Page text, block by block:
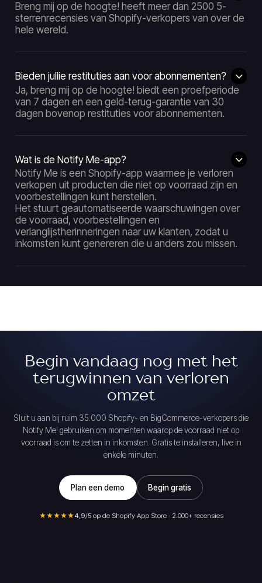
Breng mij op de hoogte! heeft meer dan 2500 5-
sterrenrecensies van Shopify-verkopers van over de
hele wereld.
Bieden jullie restituties aan voor abonnementen?
Ja, breng mij op de hoogte! biedt een proefperiode
van 7 dagen en een geld-terug-garantie van 30
dagen bovenop restituties voor abonnementen.
Wat is de Notify Me-app?
Notify Me is een Shopify-app waarmee je verloren
verkopen uit producten die niet op voorraad zijn en
voorbestellingen kunt herstellen.
Het stuurt geautomatiseerde waarschuwingen over
de voorraad, voorbestellingen en
verlanglijstherinneringen naar uw klanten, zodat u
inkomsten kunt genereren die u anders zou missen.
Begin vandaag nog met het
terugwinnen van verloren
omzet
Sluit u aan bij ruim 35.000 Shopify- en BigCommerce-verkopers die
Notify Me! gebruiken om momenten waarop de voorraad niet op
voorraad is om te zetten in inkomsten. Gratis te installeren, live in
enkele minuten.
Plan een demo Begin gratis
★★★★★4,9/5 op de Shopify App Store · 2.000+ recensies